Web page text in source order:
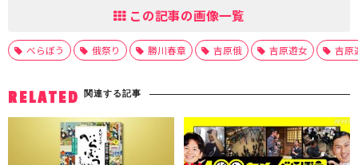
この記事の画像一覧
べらぼう 俄祭り 勝川春章 吉原俄 吉原遊女 吉原
RELATED 関連する記事